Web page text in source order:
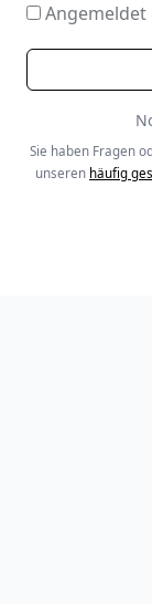
Angemeldet
Sie haben Fragen
unseren häufig